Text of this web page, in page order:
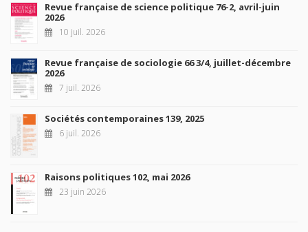
Revue française de science politique 76-2, avril-juin
2026
10 juil. 2026
Revue française de sociologie 66 3/4, juillet-décembre
2026
7 juil. 2026
Sociétés contemporaines 139, 2025
6 juil. 2026
Raisons politiques 102, mai 2026
23 juin 2026